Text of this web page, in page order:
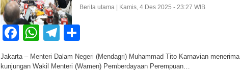
Berita utama | Kamis, 4 Des 2025 - 23:27 WIB
Facebook
WhatsApp
Telegram
Jakarta – Menteri Dalam Negeri (Mendagri) Muhammad Tito Karnavian menerima
kunjungan Wakil Menteri (Wamen) Pemberdayaan Perempuan…